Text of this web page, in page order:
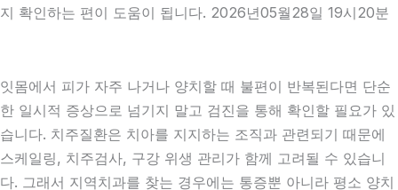
지 확인하는 편이 도움이 됩니다. 2026년05월28일 19시20분
잇몸에서 피가 자주 나거나 양치할 때 불편이 반복된다면 단순
한 일시적 증상으로 넘기지 말고 검진을 통해 확인할 필요가 있
습니다. 치주질환은 치아를 지지하는 조직과 관련되기 때문에
스케일링, 치주검사, 구강 위생 관리가 함께 고려될 수 있습니
다. 그래서 지역치과를 찾는 경우에는 통증뿐 아니라 평소 양치